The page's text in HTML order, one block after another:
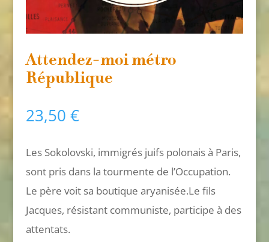
Attendez-moi métro
République
23,50 €
Les Sokolovski, immigrés juifs polonais à Paris,
sont pris dans la tourmente de l’Occupation.
Le père voit sa boutique aryanisée.Le fils
Jacques, résistant communiste, participe à des
attentats.